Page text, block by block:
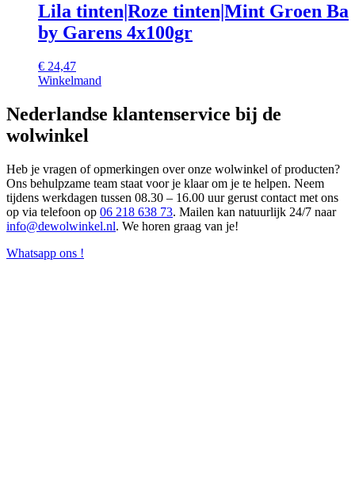
Lila tinten|Roze tinten|Mint Groen Ba
by Garens 4x100gr
€ 24,47
Winkelmand
Nederlandse klantenservice bij de
wolwinkel
Heb je vragen of opmerkingen over onze wolwinkel of producten?
Ons behulpzame team staat voor je klaar om je te helpen. Neem
tijdens werkdagen tussen 08.30 – 16.00 uur gerust contact met ons
op via telefoon op 06 218 638 73. Mailen kan natuurlijk 24/7 naar
info@dewolwinkel.nl. We horen graag van je!
Whatsapp ons !